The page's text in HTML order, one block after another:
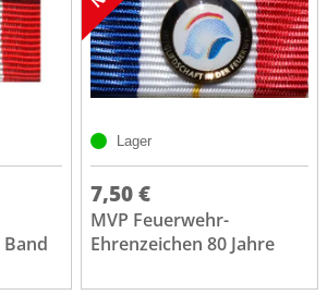
Lager
7,50 €
MVP Feuerwehr-
Ehrenzeichen 80 Jahre